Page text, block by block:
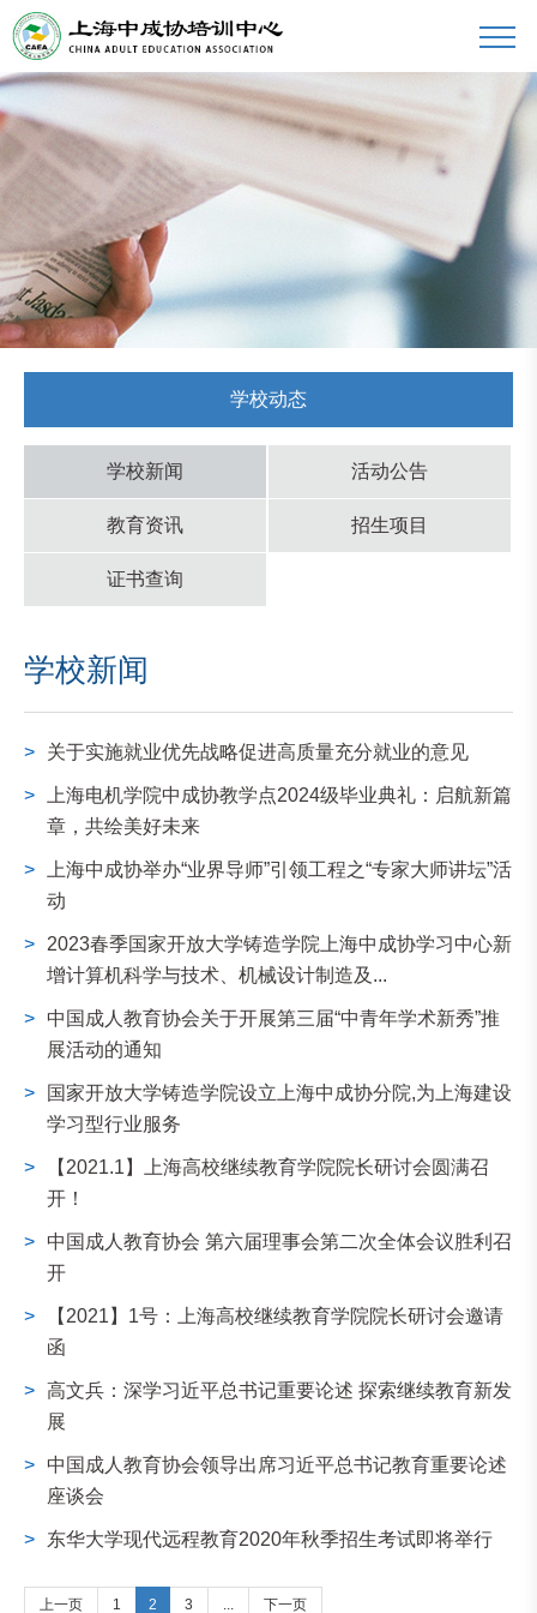
学校动态
学校新闻 活动公告
教育资讯 招生项目
证书查询
学校新闻
> 关于实施就业优先战略促进高质量充分就业的意见
>
上海电机学院中成协教学点2024级毕业典礼：启航新篇
章，共绘美好未来
>
上海中成协举办“业界导师”引领工程之“专家大师讲坛”活
动
>
2023春季国家开放大学铸造学院上海中成协学习中心新
增计算机科学与技术、机械设计制造及...
>
中国成人教育协会关于开展第三届“中青年学术新秀”推
展活动的通知
>
国家开放大学铸造学院设立上海中成协分院,为上海建设
学习型行业服务
>
【2021.1】上海高校继续教育学院院长研讨会圆满召
开！
>
中国成人教育协会 第六届理事会第二次全体会议胜利召
开
>
【2021】1号：上海高校继续教育学院院长研讨会邀请
函
> 高文兵：深学习近平总书记重要论述 探索继续教育新发
展
>
中国成人教育协会领导出席习近平总书记教育重要论述
座谈会
> 东华大学现代远程教育2020年秋季招生考试即将举行
上一页 1 2 3 ... 下一页